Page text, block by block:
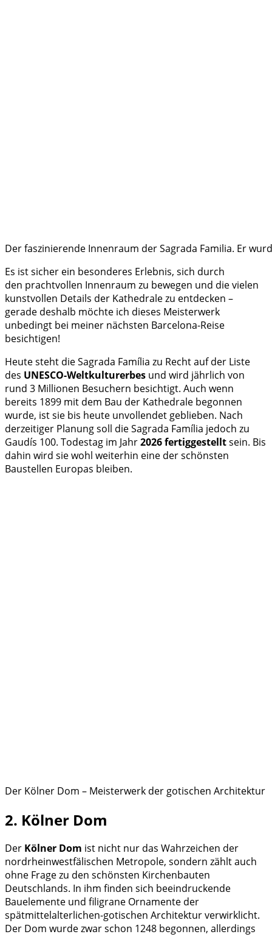
Der faszinierende Innenraum der Sagrada Familia. Er
Es ist sicher ein besonderes Erlebnis, sich durch
den prachtvollen Innenraum zu bewegen und die vielen
kunstvollen Details der Kathedrale zu entdecken –
gerade deshalb möchte ich dieses Meisterwerk
unbedingt bei meiner nächsten Barcelona-Reise
besichtigen!
Heute steht die Sagrada Família zu Recht auf der Liste
des UNESCO-Weltkulturerbes und wird jährlich von
rund 3 Millionen Besuchern besichtigt. Auch wenn
bereits 1899 mit dem Bau der Kathedrale begonnen
wurde, ist sie bis heute unvollendet geblieben. Nach
derzeitiger Planung soll die Sagrada Família jedoch zu
Gaudís 100. Todestag im Jahr2026 fertiggestelltsein. Bis
dahin wird sie wohl weiterhin eine der schönsten
Baustellen Europas bleiben.
Der Kölner Dom – Meisterwerk der gotischen Architektur
2. Kölner Dom
Der Kölner Dom ist nicht nur das Wahrzeichen der
nordrheinwestfälischen Metropole, sondern zählt auch
ohne Frage zu den schönsten Kirchenbauten
Deutschlands. In ihm finden sich beeindruckende
Bauelemente und filigrane Ornamente der
spätmittelalterlichen-gotischen Architektur verwirklicht.
Der Dom wurde zwar schon 1248 begonnen, allerdings